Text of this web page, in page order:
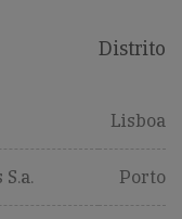
Distrito
Lisboa
Porto